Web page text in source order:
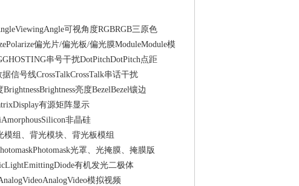
可视角度RGBRGB三原色
偏光片/偏光板/偏光膜ModuleModule模
串号干扰DotPitchDotPitch点距
信号线CrossTalkCrossTalk串话干扰
亮度BezelBezel镶边
有源矩阵显示
非晶硅
模组、背光模块、背光板模组
光罩、光掩膜、掩膜版
有机发光二极体
模拟视频